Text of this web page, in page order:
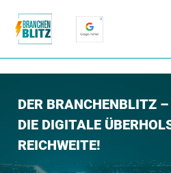
DER BRANCHENBLITZ –
DIE DIGITALE
REICHWEITE!